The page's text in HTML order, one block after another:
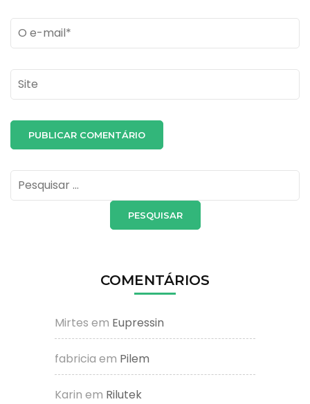
Email *
Site
Pesquisar
por:
COMENTÁRIOS
Mirtes em Eupressin
fabricia em Pilem
Karin em Rilutek